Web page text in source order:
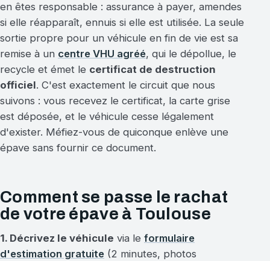
en êtes responsable : assurance à payer, amendes
si elle réapparaît, ennuis si elle est utilisée. La seule
sortie propre pour un véhicule en fin de vie est sa
remise à un centre VHU agréé, qui le dépollue, le
recycle et émet le certificat de destruction
officiel. C'est exactement le circuit que nous
suivons : vous recevez le certificat, la carte grise
est déposée, et le véhicule cesse légalement
d'exister. Méfiez-vous de quiconque enlève une
épave sans fournir ce document.
Comment se passe le rachat
de votre épave à Toulouse
1. Décrivez le véhicule via le formulaire
d'estimation gratuite (2 minutes, photos